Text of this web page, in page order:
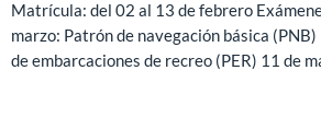
Matrícula: del 02 al 13 de febrero
marzo: Patrón de navegación básica
de embarcaciones de recreo (PER) 11 de